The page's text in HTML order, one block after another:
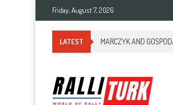
Friday, August 7, 2026
LATEST MARCZYK AND